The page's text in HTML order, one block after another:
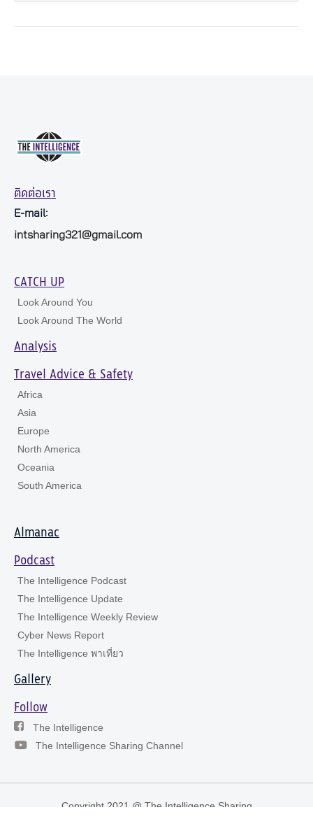
ติดต่อเรา
E-mail:
intsharing321@gmail.com
CATCH UP
Look Around You
Look Around The World
Analysis
Travel Advice & Safety
Africa
Asia
Europe
North America
Oceania
South America
Almanac
Podcast
The Intelligence Podcast
The Intelligence Update
The Intelligence Weekly Review
Cyber News Report
The Intelligence พาเที่ยว
Gallery
Follow
The Intelligence
The Intelligence Sharing Channel
Copyright 2021 @ The Intelligence Sharing